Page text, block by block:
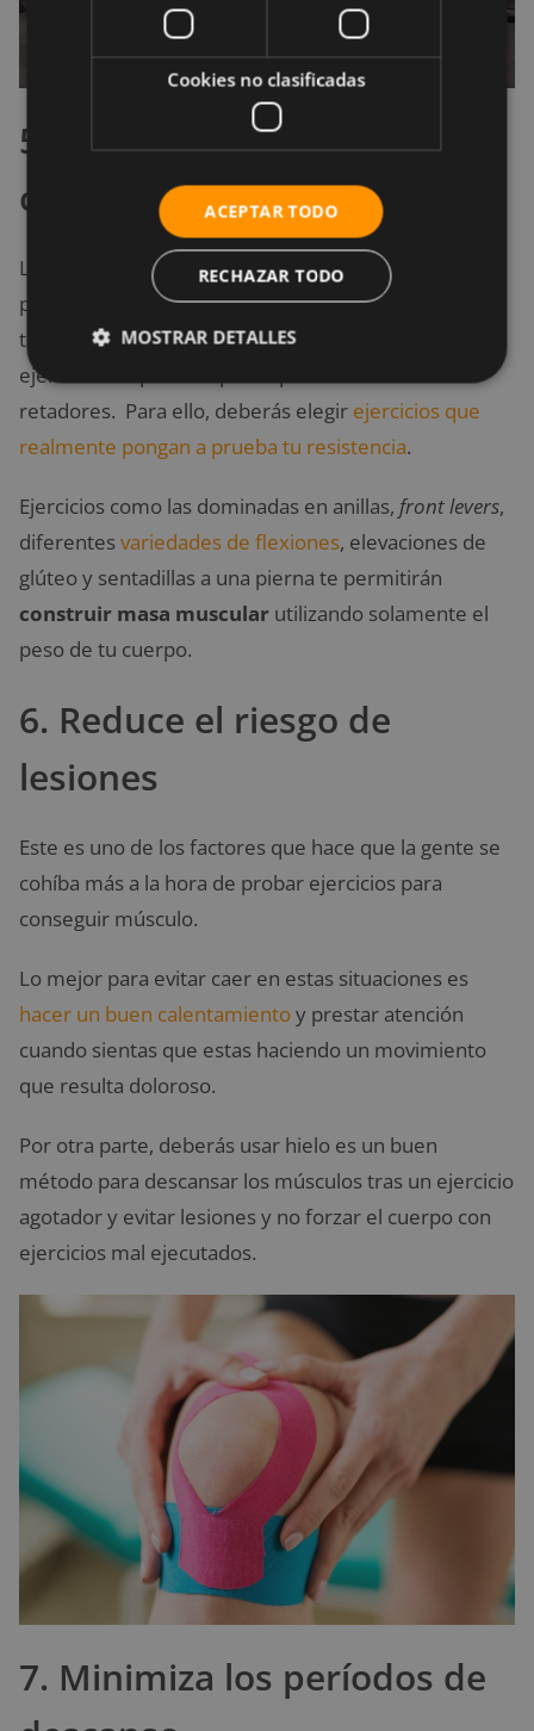
5. Incluye ejercicios de peso
corporal
Los ejercicios con pesas están bien y son necesarios,
pero sí realmente quieres un desarrollo integral de
tus capacidades atléticas, lo mejor es que mezcles
ejercicios de peso corporal que sean bastante
retadores. Para ello, deberás elegir ejercicios que
realmente pongan a prueba tu resistencia.
Ejercicios como las dominadas en anillas, front levers,
diferentesvariedades de flexiones, elevaciones de
glúteo y sentadillas a una pierna te permitirán
construir masa muscular utilizando solamente el
peso de tu cuerpo.
6. Reduce el riesgo de
lesiones
Este es uno de los factores que hace que la gente se
cohíba más a la hora de probar ejercicios para
conseguir músculo.
Lo mejor para evitar caer en estas situaciones es
hacer un buen calentamientoy prestar atención
cuando sientas que estas haciendo un movimiento
que resulta doloroso.
Por otra parte, deberás usar hielo es un buen
método para descansar los músculos tras un ejercicio
agotador y evitar lesiones y no forzar el cuerpo con
ejercicios mal ejecutados.
7. Minimiza los períodos de
Cookies no clasificadas
ACEPTAR TODO
RECHAZAR TODO
MOSTRAR DETALLES